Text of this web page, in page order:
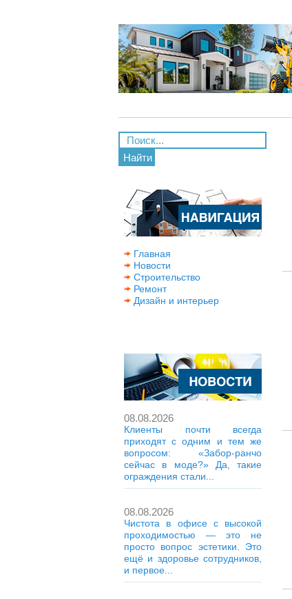
Найти
Главная
Новости
Строительство
Ремонт
Дизайн и интерьер
08.08.2026
Клиенты почти всегда
приходят с одним и тем же
вопросом: «Забор-ранчо
сейчас в моде?» Да, такие
ограждения стали...
08.08.2026
Чистота в офисе с высокой
проходимостью — это не
просто вопрос эстетики. Это
ещё и здоровье сотрудников,
и первое...